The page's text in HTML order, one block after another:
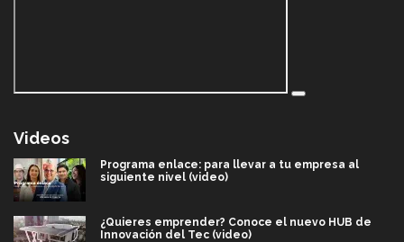
Videos
Programa enlace: para llevar a tu empresa al
siguiente nivel (video)
¿Quieres emprender? Conoce el nuevo HUB de
Innovación del Tec (video)